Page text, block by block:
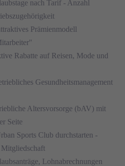
nach Tarif - Anzahl
Prämienmodell
Rabatte auf Reisen, Mode und
Gesundheitsmanagement
Altersvorsorge (bAV) mit
Seite
Sports Club durchstarten -
Mitgliedschaft
Lohnabrechnungen